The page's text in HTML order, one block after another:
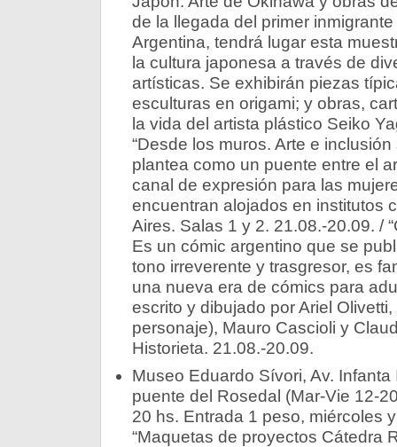
de la llegada del primer
Argentina, tendrá lugar esta
la cultura japonesa a través de
artísticas. Se exhibirán piezas
esculturas en origami; y obras,
la vida del artista plástico Seiko
“Desde los muros. Arte e
plantea como un puente entre el
canal de expresión para las
encuentran alojados en institutos
Aires. Salas 1 y 2. 21.08.-20.09. /
Es un cómic argentino que se
tono irreverente y trasgresor, es
una nueva era de cómics para
escrito y dibujado por Ariel
personaje), Mauro Cascioli y
Historieta. 21.08.-20.09.
Museo Eduardo Sívori, Av.
puente del Rosedal (Mar-Vie 12-
20 hs. Entrada 1 peso, miércoles
“Maquetas de proyectos Cátedra